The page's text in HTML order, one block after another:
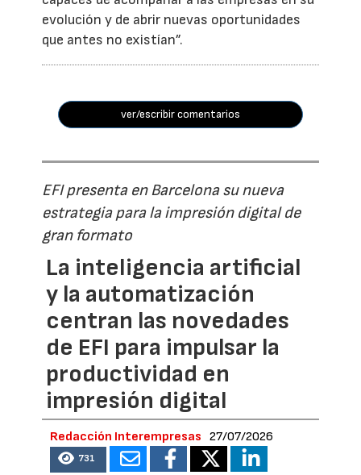
evolución y de abrir nuevas oportunidades
que antes no existían”.
ver/escribir comentarios
EFI presenta en Barcelona su nueva
estrategia para la impresión digital de
gran formato
La inteligencia artificial
y la automatización
centran las novedades
de EFI para impulsar la
productividad en
impresión digital
Redacción Interempresas 27/07/2026
731